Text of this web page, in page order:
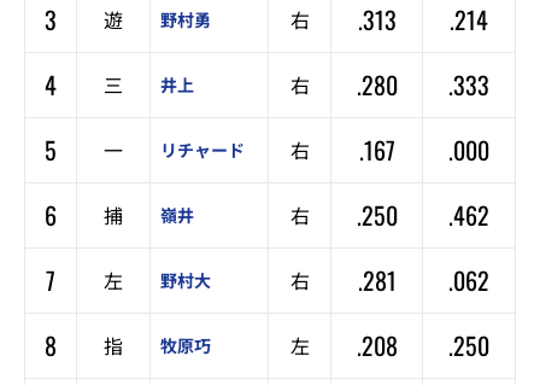
3
遊 野村勇 右 .313
.214
4
三 井上 右 .280
.333
5
一 リチャード 右 .167
.000
6
捕 嶺井 右 .250
.462
7
左 野村大 右 .281
.062
8
指 牧原巧 左 .208
.250